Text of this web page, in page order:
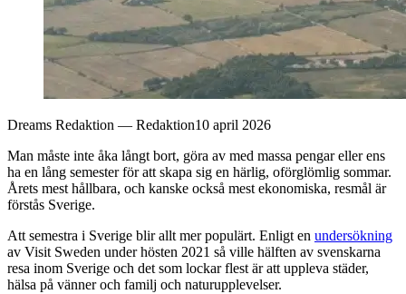
Dreams Redaktion — Redaktion10 april 2026
Man måste inte åka långt bort, göra av med massa pengar eller ens
ha en lång semester för att skapa sig en härlig, oförglömlig sommar.
Årets mest hållbara, och kanske också mest ekonomiska, resmål är
förstås Sverige.
Att semestra i Sverige blir allt mer populärt. Enligt en undersökning
av Visit Sweden under hösten 2021 så ville hälften av svenskarna
resa inom Sverige och det som lockar flest är att uppleva städer,
hälsa på vänner och familj och naturupplevelser.